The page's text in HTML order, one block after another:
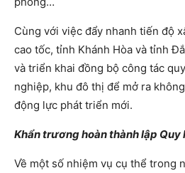
Cùng với việc đẩy nhanh tiến độ
cao tốc, tỉnh Khánh Hòa và tỉnh
và triển khai đồng bộ công tác
nghiệp, khu đô thị để mở ra
động lực phát triển mới.
Khẩn trương hoàn thành lập Quy
Về một số nhiệm vụ cụ thể trong